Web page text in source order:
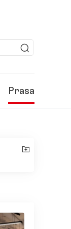
Prasa